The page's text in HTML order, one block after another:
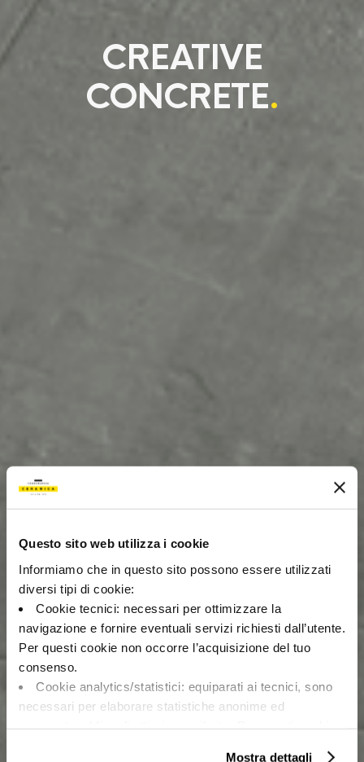
Questo sito web utilizza i cookie
Informiamo che in questo sito possono essere utilizzati
diversi tipi di cookie:
Cookie tecnici: necessari per ottimizzare la
navigazione e fornire eventuali servizi richiesti dall’utente.
Per questi cookie non occorre l’acquisizione del tuo
consenso.
Cookie analytics/statistici: equiparati ai tecnici, sono
necessari per elaborare statistiche anonime ed
Mostra dettagli
CREATIVE
CONCRETE.